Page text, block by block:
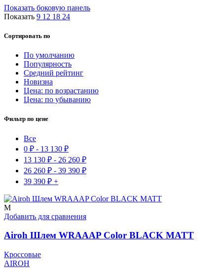
Показать боковую панель
Показать 9 12 18 24
Сортировать по
По умолчанию
Популярность
Средний рейтинг
Новизна
Цена: по возрастанию
Цена: по убыванию
Фильтр по цене
Все
0 ₽ - 13 130 ₽
13 130 ₽ - 26 260 ₽
26 260 ₽ - 39 390 ₽
39 390 ₽ +
M
Добавить для сравнения
Airoh Шлем WRAAAP Color BLACK MATT
Кроссовые
AIROH